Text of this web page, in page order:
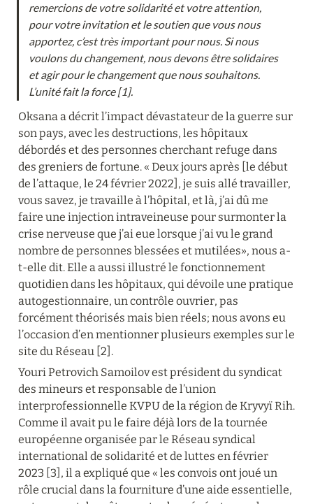
remercions de votre solidarité et votre attention,
pour votre invitation et le soutien que vous nous
apportez, c’est très important pour nous. Si nous
voulons du changement, nous devons être solidaires
et agir pour le changement que nous souhaitons.
L’unité fait la force [1].
Oksana a décrit l’impact dévastateur de la guerre sur
son pays, avec les destructions, les hôpitaux
débordés et des personnes cherchant refuge dans
des greniers de fortune. « Deux jours après [le début
de l’attaque, le 24 février 2022], je suis allé travailler,
vous savez, je travaille à l’hôpital, et là, j’ai dû me
faire une injection intraveineuse pour surmonter la
crise nerveuse que j’ai eue lorsque j’ai vu le grand
nombre de personnes blessées et mutilées», nous a-
t-elle dit. Elle a aussi illustré le fonctionnement
quotidien dans les hôpitaux, qui dévoile une pratique
autogestionnaire, un contrôle ouvrier, pas
forcément théorisés mais bien réels; nous avons eu
l’occasion d’en mentionner plusieurs exemples sur le
site du Réseau [2].
Youri Petrovich Samoilov est président du syndicat
des mineurs et responsable de l’union
interprofessionnelle KVPU de la région de Kryvyï Rih.
Comme il avait pu le faire déjà lors de la tournée
européenne organisée par le Réseau syndical
international de solidarité et de luttes en février
2023 [3], il a expliqué que « les convois ont joué un
rôle crucial dans la fourniture d’une aide essentielle,